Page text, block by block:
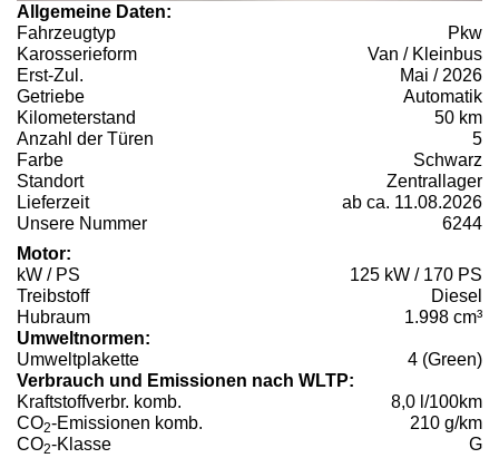
Allgemeine Daten:
Fahrzeugtyp
Pkw
Karosserieform
Van / Kleinbus
Erst-Zul.
Mai / 2026
Getriebe
Automatik
Kilometerstand
50 km
Anzahl der Türen
5
Farbe
Schwarz
Standort
Zentrallager
Lieferzeit
ab ca. 11.08.2026
Unsere Nummer
6244
Motor:
kW / PS
125 kW / 170 PS
Treibstoff
Diesel
Hubraum
1.998 cm³
Umweltnormen:
Umweltplakette
4 (Green)
Verbrauch und Emissionen nach WLTP:
Kraftstoffverbr. komb.
8,0 l/100km
CO2-Emissionen komb.
210 g/km
CO2-Klasse G